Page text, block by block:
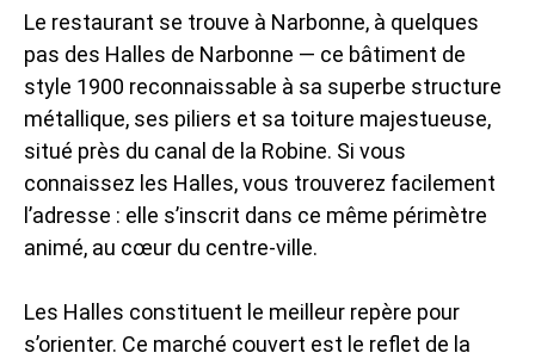
Le restaurant se trouve à Narbonne, à quelques
pas des Halles de Narbonne — ce bâtiment de
style 1900 reconnaissable à sa superbe structure
métallique, ses piliers et sa toiture majestueuse,
situé près du canal de la Robine. Si vous
connaissez les Halles, vous trouverez facilement
l’adresse : elle s’inscrit dans ce même périmètre
animé, au cœur du centre-ville.
Les Halles constituent le meilleur repère pour
s’orienter. Ce marché couvert est le reflet de la